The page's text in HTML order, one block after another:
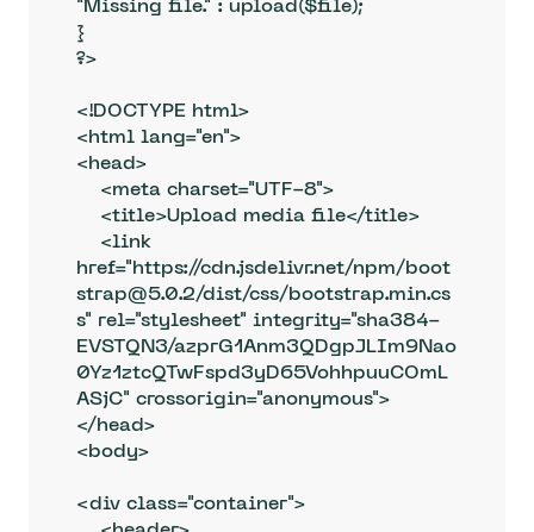
"Missing file." : upload($file);
}
?>
<!DOCTYPE html>
<html lang="en">
<head>
href="https://cdn.jsdelivr.net/npm/boot
strap@5.0.2/dist/css/bootstrap.min.cs
s" rel="stylesheet" integrity="sha384-
EVSTQN3/azprG1Anm3QDgpJLIm9Nao
0Yz1ztcQTwFspd3yD65VohhpuuCOmL
ASjC" crossorigin="anonymous">
</head>
<body>
<div class="container">